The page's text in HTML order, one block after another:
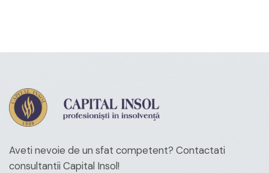
Aveti nevoie de un sfat competent? Contactati
consultantii Capital Insol!